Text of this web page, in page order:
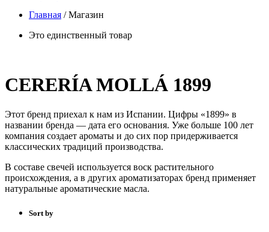
Главная /Магазин
Это единственный товар
CERERÍA MOLLÁ 1899
Этот бренд приехал к нам из Испании. Цифры «1899» в
названии бренда — дата его основания. Уже больше 100 лет
компания создает ароматы и до сих пор придерживается
классических традиций производства.
В составе свечей используется воск растительного
происхождения, а в других ароматизаторах бренд применяет
натуральные ароматические масла.
Sort by